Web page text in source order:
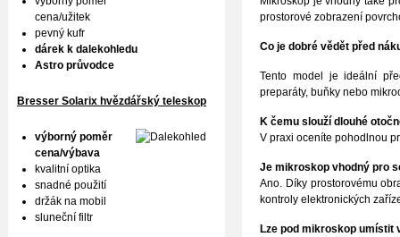
prostorové zobrazení
Co je dobré vědět před
Tento model je ideální
preparáty, buňky nebo
K čemu slouží dlouhé
V praxi oceníte pohodlnou
Je mikroskop vhodný pro
Ano. Díky prostorovému
kontroly elektronických
Lze pod mikroskop umístit
cena/užitek
pevný kufr
dárek k dalekohledu
Astro průvodce
Bresser Solarix hvězdářský teleskop
výborný poměr
cena/výbava
kvalitní optika
snadné použití
držák na mobil
sluneční filtr